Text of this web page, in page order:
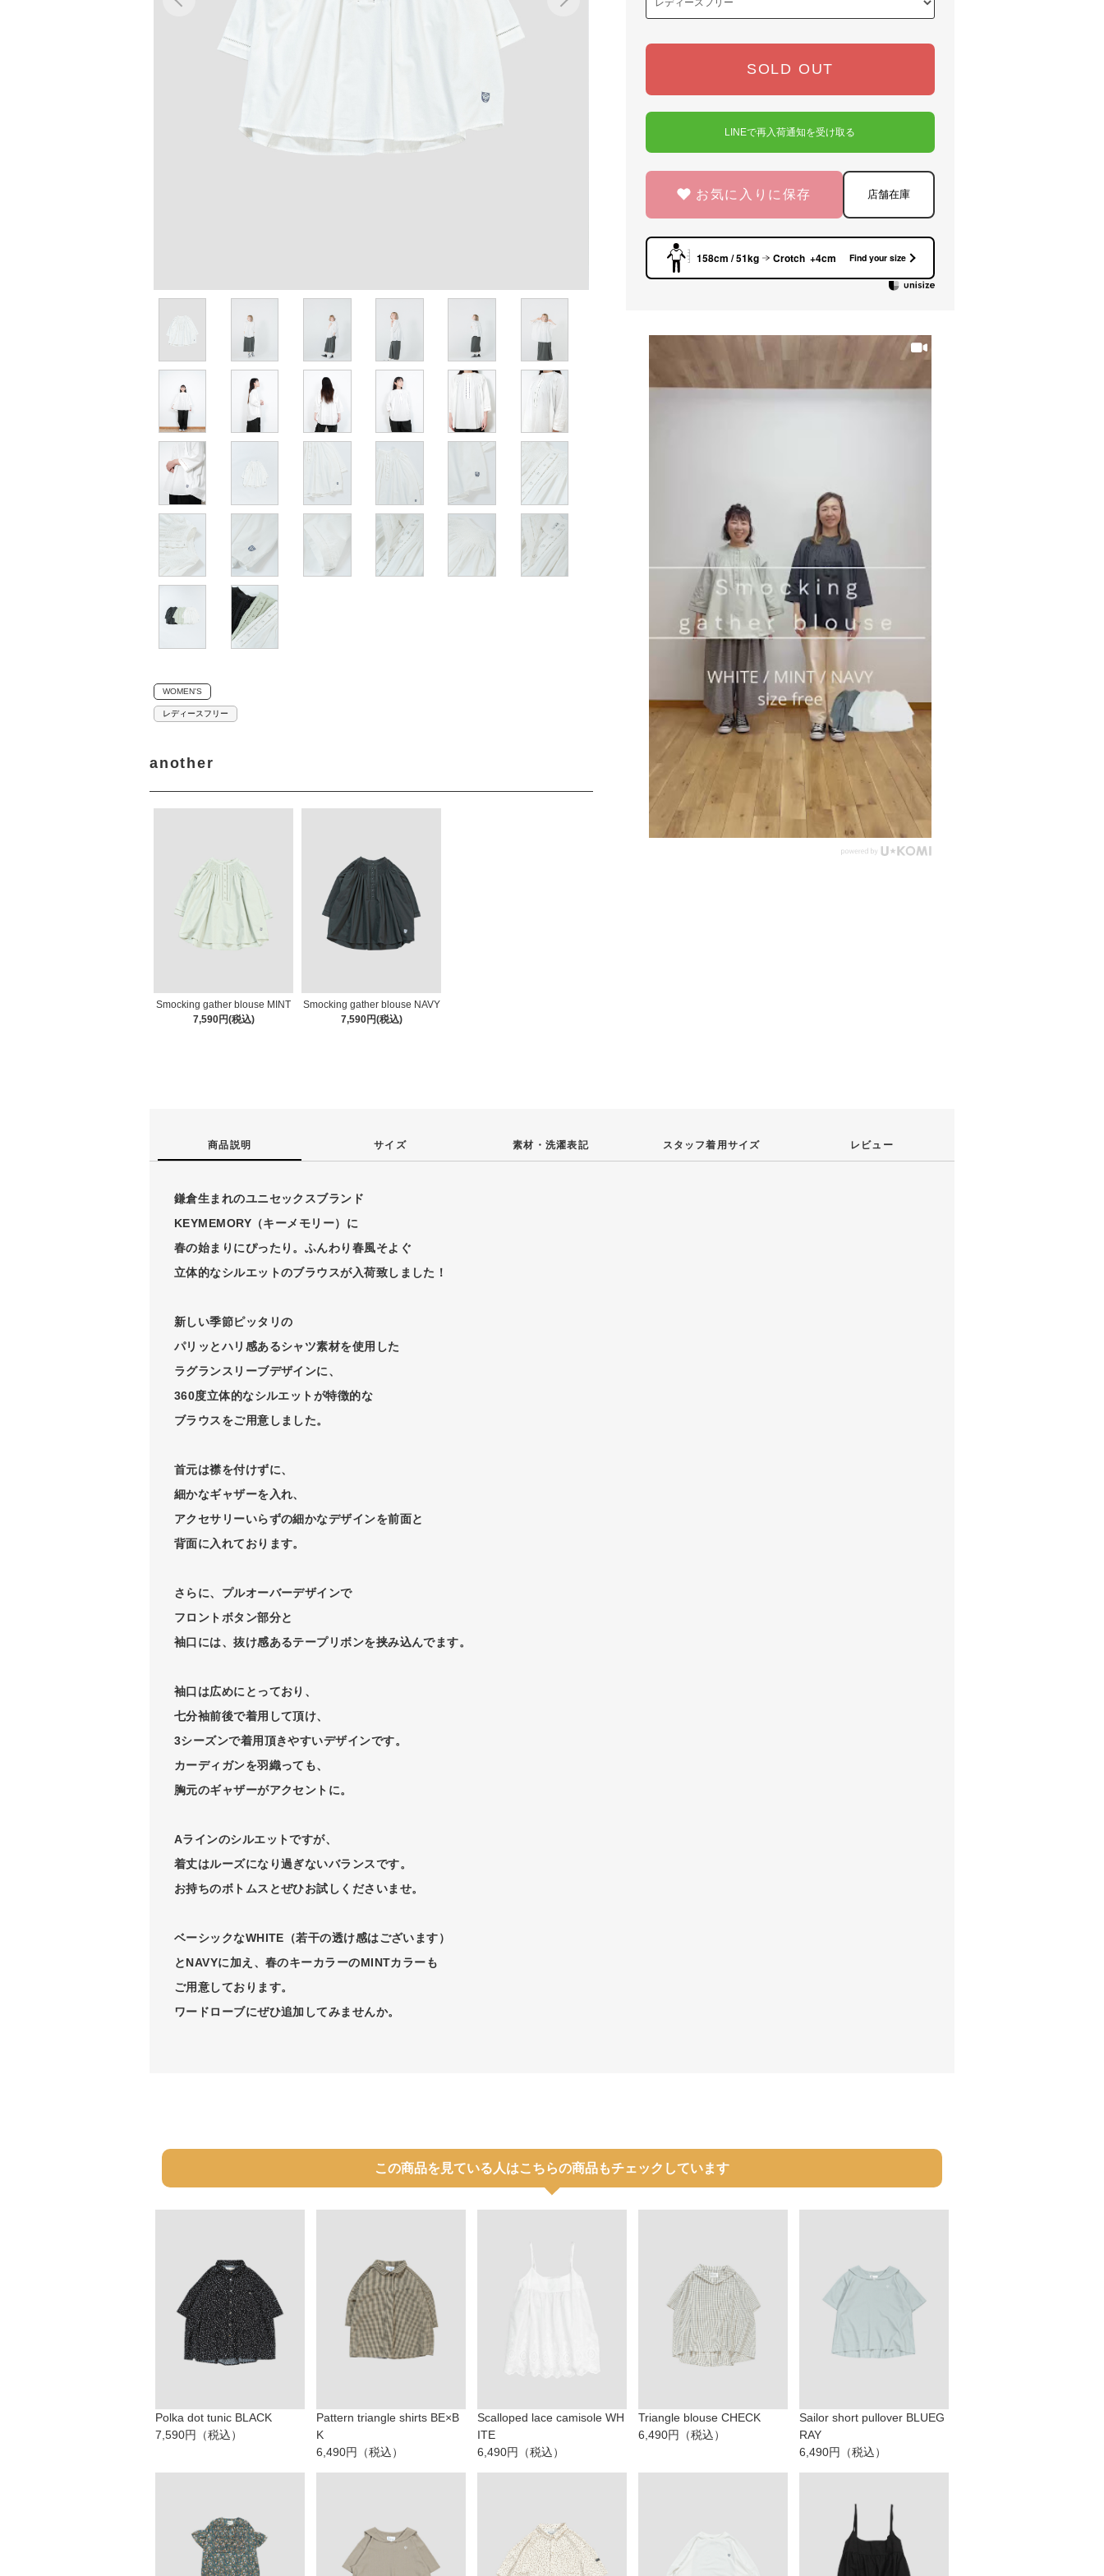
WOMEN'S
レディースフリー
another
Smocking gather blouse MINT
7,590円(税込)
Smocking gather blouse NAVY
7,590円(税込)
SOLD OUT
LINEで再入荷通知を受け取る
お気に入りに保存 店舗在庫
158cm / 51kg Crotch +4cm Find your size
商品説明 サイズ 素材・ 洗濯表記 スタッフ着用サイズ レビュー
鎌倉生まれのユニセックスブランド
KEYMEMORY（キーメモリー）に
春の始まりにぴったり。ふんわり春風そよぐ
立体的なシルエットのブラウスが入荷致しました！
新しい季節ピッタリの
パリッとハリ感あるシャツ素材を使用した
ラグランスリーブデザインに、
360度立体的なシルエットが特徴的な
ブラウスをご用意しました。
首元は襟を付けずに、
細かなギャザーを入れ、
アクセサリーいらずの細かなデザインを前面と
背面に入れております。
さらに、プルオーバーデザインで
フロントボタン部分と
袖口には、抜け感あるテープリボンを挟み込んでます。
袖口は広めにとっており、
七分袖前後で着用して頂け、
3シーズンで着用頂きやすいデザインです。
カーディガンを羽織っても、
胸元のギャザーがアクセントに。
Aラインのシルエットですが、
着丈はルーズになり過ぎないバランスです。
お持ちのボトムスとぜひお試しくださいませ。
ベーシックなWHITE（若干の透け感はございます）
とNAVYに加え、春のキーカラーのMINTカラーも
ご用意しております。
ワードローブにぜひ追加してみませんか。
この商品を見ている人はこちらの商品もチェックしています
Polka dot tunic BLACK
7,590円（税込）
Pattern triangle shirts BE×B
K
6,490円（税込）
Scalloped lace camisole WH
ITE
6,490円（税込）
Triangle blouse CHECK
6,490円（税込）
Sailor short pullover BLUEG
RAY
6,490円（税込）